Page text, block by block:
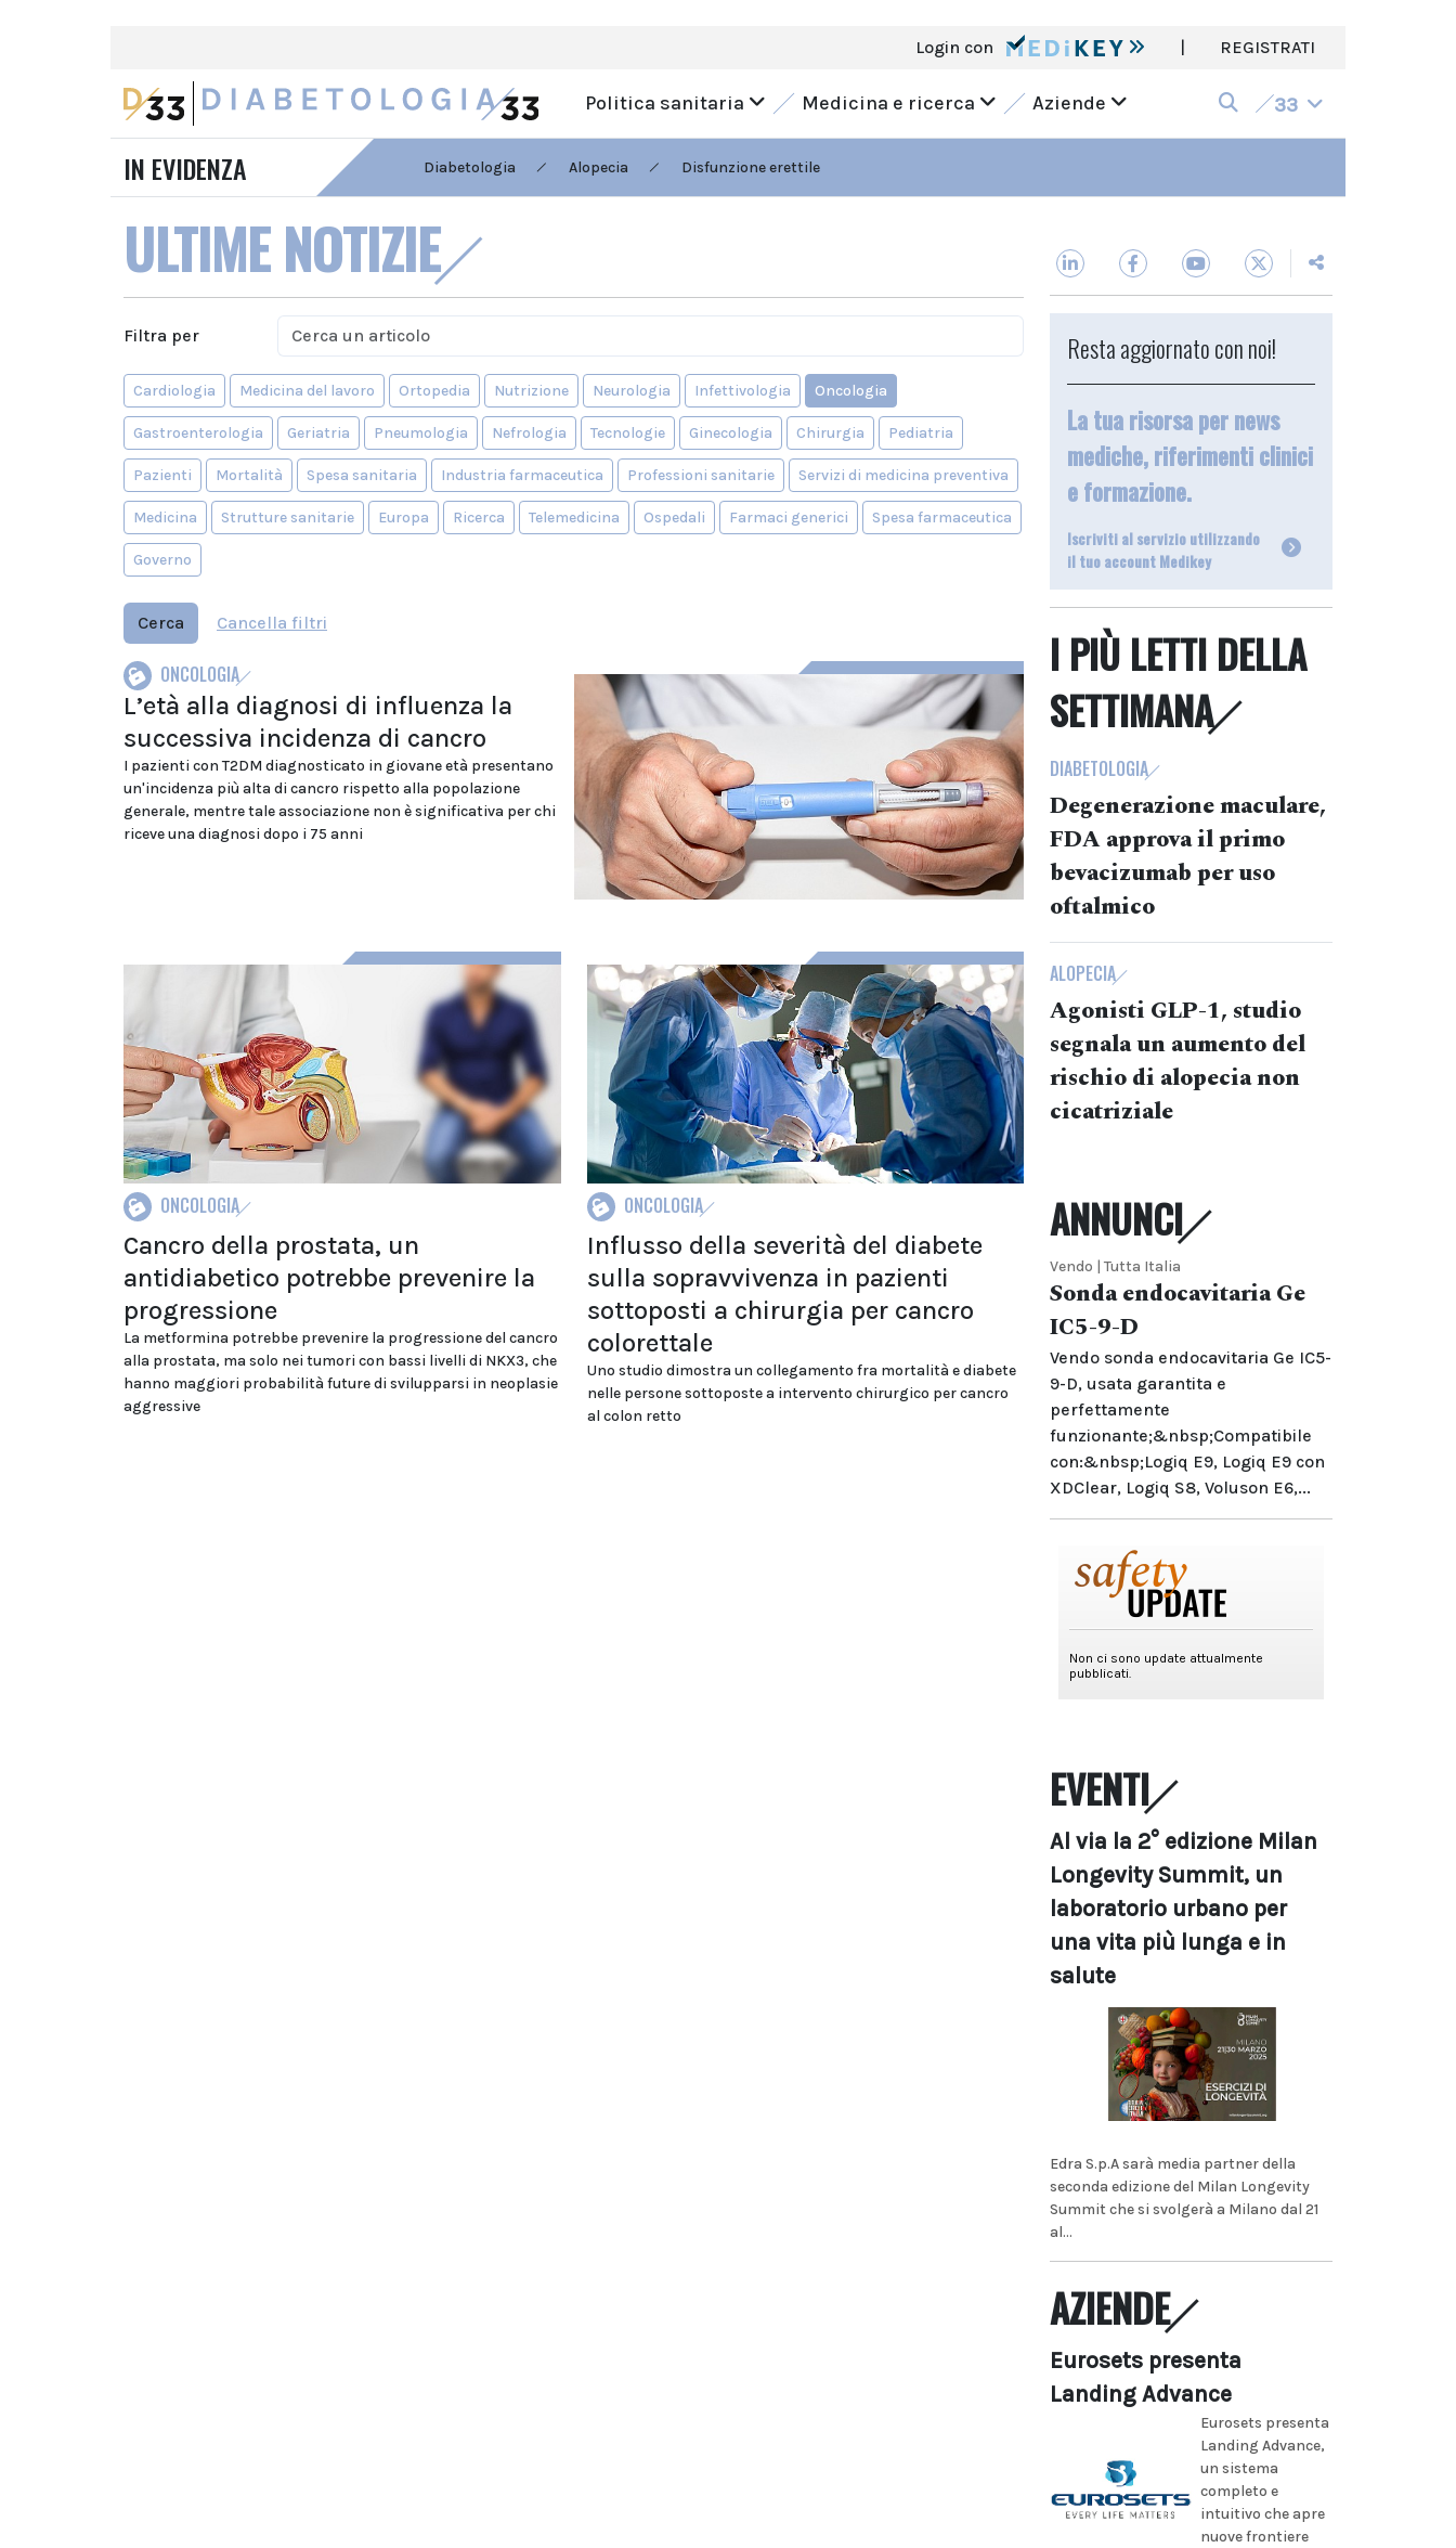
Login con | REGISTRATI
Politica sanitaria Medicina e ricerca Aziende 33
IN EVIDENZA Diabetologia Alopecia Disfunzione erettile
ULTIME NOTIZIE
Filtra per
Cardiologia Medicina del lavoro Ortopedia Nutrizione Neurologia Infettivologia Oncologia
Gastroenterologia Geriatria Pneumologia Nefrologia Tecnologie Ginecologia Chirurgia Pediatria
Pazienti Mortalità Spesa sanitaria Industria farmaceutica Professioni sanitarie Servizi di medicina preventiva
Medicina Strutture sanitarie Europa Ricerca Telemedicina Ospedali Farmaci generici Spesa farmaceutica
Governo
Cerca Cancella filtri
ONCOLOGIA
L’età alla diagnosi di influenza la
successiva incidenza di cancro
I pazienti con T2DM diagnosticato in giovane età presentano
un'incidenza più alta di cancro rispetto alla popolazione
generale, mentre tale associazione non è significativa per chi
riceve una diagnosi dopo i 75 anni
ONCOLOGIA
Cancro della prostata, un
antidiabetico potrebbe prevenire la
progressione
La metformina potrebbe prevenire la progressione del cancro
alla prostata, ma solo nei tumori con bassi livelli di NKX3, che
hanno maggiori probabilità future di svilupparsi in neoplasie
aggressive
ONCOLOGIA
Influsso della severità del diabete
sulla sopravvivenza in pazienti
sottoposti a chirurgia per cancro
colorettale
Uno studio dimostra un collegamento fra mortalità e diabete
nelle persone sottoposte a intervento chirurgico per cancro
al colon retto
Resta aggiornato con noi!
La tua risorsa per news
mediche, riferimenti clinici
e formazione.
Iscriviti al servizio utilizzando
il tuo account Medikey
I PIÙ LETTI DELLA
SETTIMANA
DIABETOLOGIA
Degenerazione maculare,
FDA approva il primo
bevacizumab per uso
oftalmico
ALOPECIA
Agonisti GLP-1, studio
segnala un aumento del
rischio di alopecia non
cicatriziale
ANNUNCI
Vendo | Tutta Italia
Sonda endocavitaria Ge
IC5-9-D
Vendo sonda endocavitaria Ge IC5-
9-D, usata garantita e
perfettamente
funzionante;&nbsp;Compatibile
con:&nbsp;Logiq E9, Logiq E9 con
XDClear, Logiq S8, Voluson E6,...
EVENTI
Al via la 2° edizione Milan
Longevity Summit, un
laboratorio urbano per
una vita più lunga e in
salute
Edra S.p.A sarà media partner della
seconda edizione del Milan Longevity
Summit che si svolgerà a Milano dal 21
al...
AZIENDE
Eurosets presenta
Landing Advance
Eurosets presenta
Landing Advance,
un sistema
completo e
intuitivo che apre
nuove frontiere